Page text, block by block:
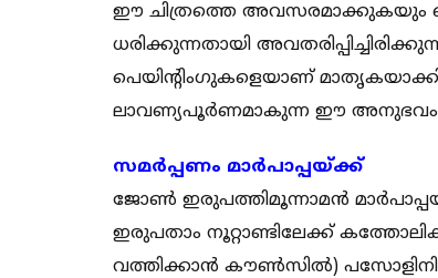
ഈ ചിത്രത്തെ അവസരമാക്കുകയും
ധരിക്കുന്നതായി
പെയിന്റിംഗുകളെയാണ്
ലാവണ്യപൂര്‍ണമാകുന്ന ഈ അനുഭവം
സമര്‍പ്പണം മാര്‍പാപ്പയ്ക്ക്
ജോണ്‍ ഇരുപത്തിമൂന്നാമന്‍
ഇരുപതാം നൂറ്റാണ്ടിലേക്ക്
വത്തിക്കാന്‍ കൗണ്‍സില്‍)